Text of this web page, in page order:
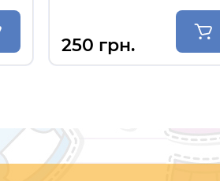
для хлопчика Hi-Yo! сірий 1531